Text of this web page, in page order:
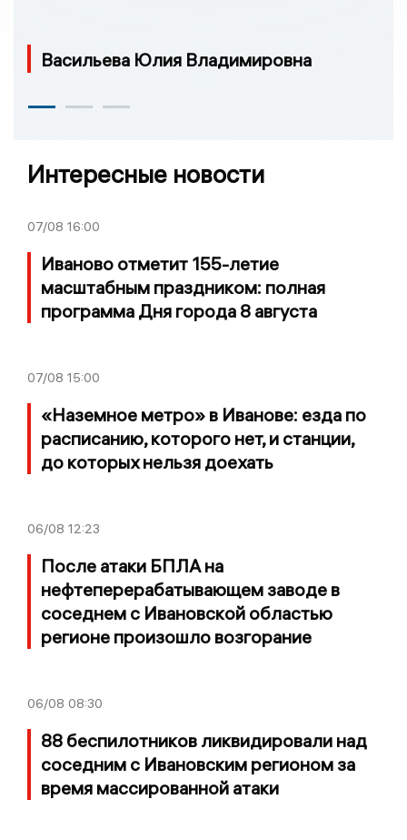
Васильева Юлия Владимировна
Интересные новости
07/08 16:00
Иваново отметит 155-летие
масштабным праздником: полная
программа Дня города 8 августа
07/08 15:00
«Наземное метро» в Иванове: езда по
расписанию, которого нет, и станции,
до которых нельзя доехать
06/08 12:23
После атаки БПЛА на
нефтеперерабатывающем заводе в
соседнем с Ивановской областью
регионе произошло возгорание
06/08 08:30
88 беспилотников ликвидировали над
соседним с Ивановским регионом за
время массированной атаки